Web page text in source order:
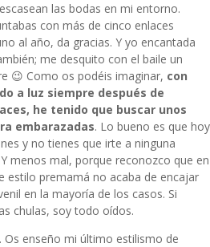
las bodas en mi entorno.
con más de cinco enlaces
al año, da gracias. Y yo encantada
me desquito con el baile un
😉 Como os podéis imaginar, con
a luz siempre después de
he tenido que buscar unos
embarazadas. Lo bueno es que hoy
y no tienes que irte a ninguna
menos mal, porque reconozco que en
estilo premamá no acaba de encajar
en la mayoría de los casos. Si
chulas, soy todo oídos.
enseño mi último estilismo de